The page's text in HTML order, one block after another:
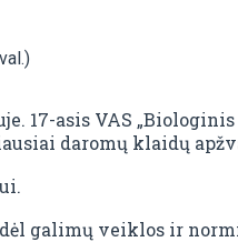
17-asis VAS
daromų klaidų
galimų veiklos ir